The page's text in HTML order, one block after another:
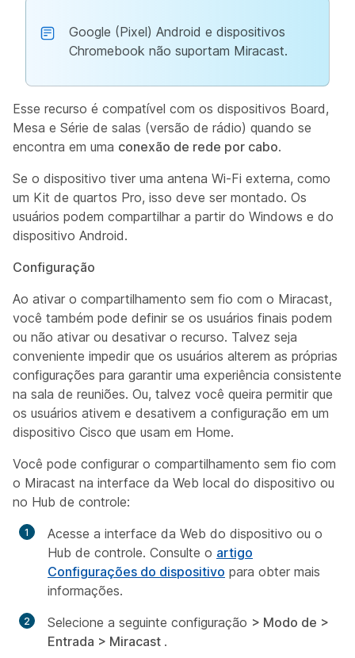
Google (Pixel) Android e dispositivos
Chromebook não suportam Miracast.
Esse recurso é compatível com os dispositivos Board,
Mesa e Série de salas (versão de rádio) quando se
encontra em uma conexão de rede por cabo.
Se o dispositivo tiver uma antena Wi-Fi externa, como
um Kit de quartos Pro, isso deve ser montado. Os
usuários podem compartilhar a partir do Windows e do
dispositivo Android.
Configuração
Ao ativar o compartilhamento sem fio com o Miracast,
você também pode definir se os usuários finais podem
ou não ativar ou desativar o recurso. Talvez seja
conveniente impedir que os usuários alterem as próprias
configurações para garantir uma experiência consistente
na sala de reuniões. Ou, talvez você queira permitir que
os usuários ativem e desativem a configuração em um
dispositivo Cisco que usam em Home.
Você pode configurar o compartilhamento sem fio com
o Miracast na interface da Web local do dispositivo ou
no Hub de controle:
Acesse a interface da Web do dispositivo ou o
Hub de controle. Consulte o artigo
Configurações do dispositivo para obter mais
informações.
Selecione a seguinte configuração > Modo de >
Entrada > Miracast .